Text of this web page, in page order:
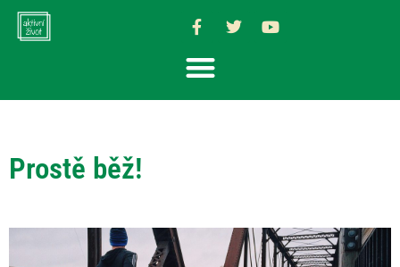
Prostě běž!